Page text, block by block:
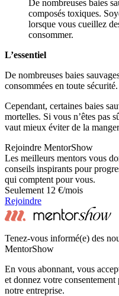
De nombreuses baies
composés toxiques.
lorsque vous cueillez
consommer.
L’essentiel
De nombreuses baies
consommées en toute sécurité.
Cependant, certaines baies
mortelles. Si vous n’êtes pas
vaut mieux éviter de la
Rejoindre MentorShow
Les meilleurs mentors vous
conseils inspirants pour
qui comptent pour vous.
Seulement 12 €/mois
Rejoindre
Tenez-vous informé(e) des
MentorShow
En vous abonnant, vous
et donnez votre
notre entreprise.